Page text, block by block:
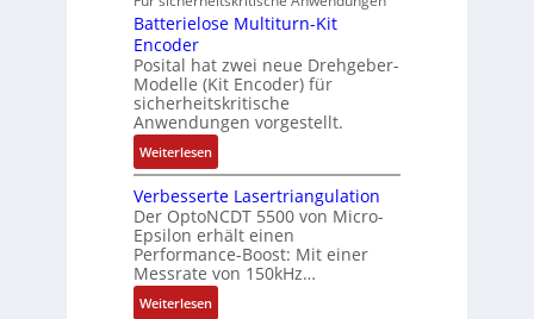
s
i
c
h
e
r
e
E
n
t
w
i
c
k
t
i
k
M
i
l
l
i
o
n
e
n
A
r
b
e
i
t
o
m
a
t
i
x
p
a
n
d
t
r
a
g
s
e
i
n
g
a
n
g
i
Batterielose Multiturn-Kit
Encoder
Posital hat zwei neue Drehgeber-
Modelle (Kit Encoder) für
sicherheitskritische
Anwendungen vorgestellt.
Weiterlesen:
B
a
t
t
e
r
i
Verbesserte Lasertriangulation
Der OptoNCDT 5500 von Micro-
Epsilon erhält einen
Performance-Boost: Mit einer
Messrate von 150kHz…
Weiterlesen: